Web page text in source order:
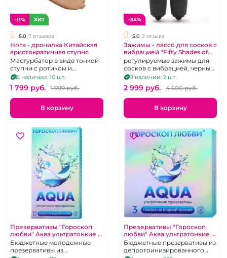
-11% ХИТ
5.0 7 отзывов
Нога - дрочилка Китайская
аристократичная ступня
Мастурбатор в виде тонкой
ступни с ротиком и
сквозным туннелем
В наличии: 10 шт.
1 799 pуб. 1 999 pуб.
В корзину
-34%
5.0 2 отзыва
Зажимы - лассо для сосков с
вибрацией "Fifty Shades of
Grey" Sweet Tease
регулируемые зажимы для
сосков с вибрацией, черные,
силиконовые
В наличии: 2 шт.
2 999 pуб. 4 500 pуб.
В корзину
Презервативы "Гороскоп
любви" Аква ультратонкие 12
шт
Бюджетные молодежные
презервативы из
Презервативы "Гороскоп
любви" Аква ультратонкие 3
шт
Бюджетные презервативы из
депротоинизированного